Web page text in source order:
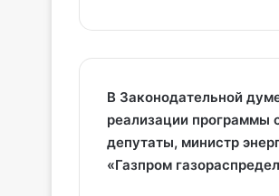
В Законодательной
реализации программы
депутаты, министр
«Газпром